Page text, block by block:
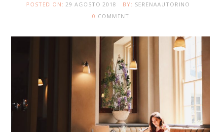
POSTED ON: 29 AGOSTO 2018 BY: SERENAAUTORINO
0 COMMENT